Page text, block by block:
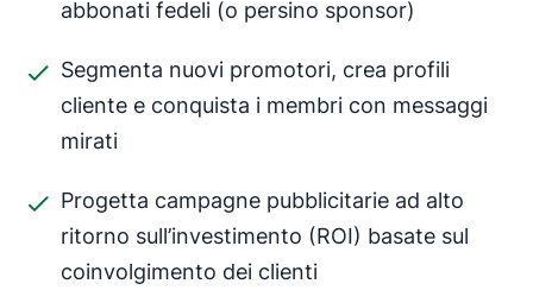
abbonati fedeli (o persino sponsor)
Segmenta nuovi promotori, crea profili
cliente e conquista i membri con messaggi
mirati
Progetta campagne pubblicitarie ad alto
ritorno sull’investimento (ROI) basate sul
coinvolgimento dei clienti